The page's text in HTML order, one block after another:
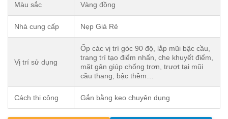
Màu sắc Vàng đồng
Nhà cung cấp Nẹp Giá Rẻ
Vị trí sử dụng
Ốp các vị trí góc 90 độ, lắp mũi bậc cầu,
trang trí tạo điểm nhấn, che khuyết điểm,
mặt gân giúp chống trơn, trượt tại mũi
cầu thang, bậc thềm…
Cách thi công Gắn bằng keo chuyên dụng